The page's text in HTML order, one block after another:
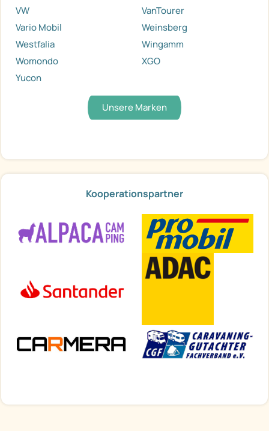
VW
VanTourer
Vario Mobil
Weinsberg
Westfalia
Wingamm
Womondo
XGO
Yucon
Unsere Marken
Kooperationspartner